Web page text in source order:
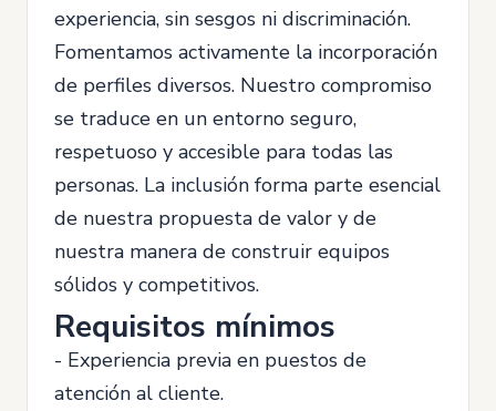
experiencia, sin sesgos ni discriminación.
Fomentamos activamente la incorporación
de perfiles diversos. Nuestro compromiso
se traduce en un entorno seguro,
respetuoso y accesible para todas las
personas. La inclusión forma parte esencial
de nuestra propuesta de valor y de
nuestra manera de construir equipos
sólidos y competitivos.
Requisitos mínimos
- Experiencia previa en puestos de
atención al cliente.